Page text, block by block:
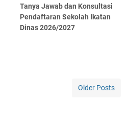
Tanya Jawab dan Konsultasi
Pendaftaran Sekolah Ikatan
Dinas 2026/2027
Older Posts